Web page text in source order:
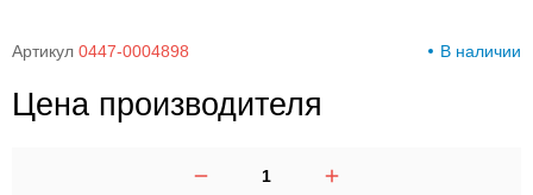
Артикул 0447-0004898 В наличии
Цена производителя